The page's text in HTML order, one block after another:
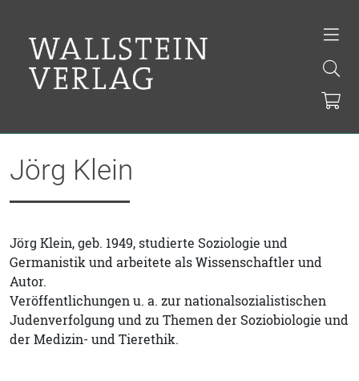
Jörg Klein
Jörg Klein, geb. 1949, studierte Soziologie und
Germanistik und arbeitete als Wissenschaftler und
Autor.
Veröffentlichungen u. a. zur nationalsozialistischen
Judenverfolgung und zu Themen der Soziobiologie und
der Medizin- und Tierethik.